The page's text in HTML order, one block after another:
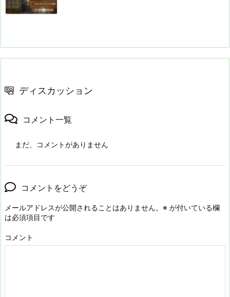
ディスカッション
コメント一覧
まだ、コメントがありません
コメントをどうぞ
メールアドレスが公開されることはありません。 ※ が付いている欄
は必須項目です
コメント